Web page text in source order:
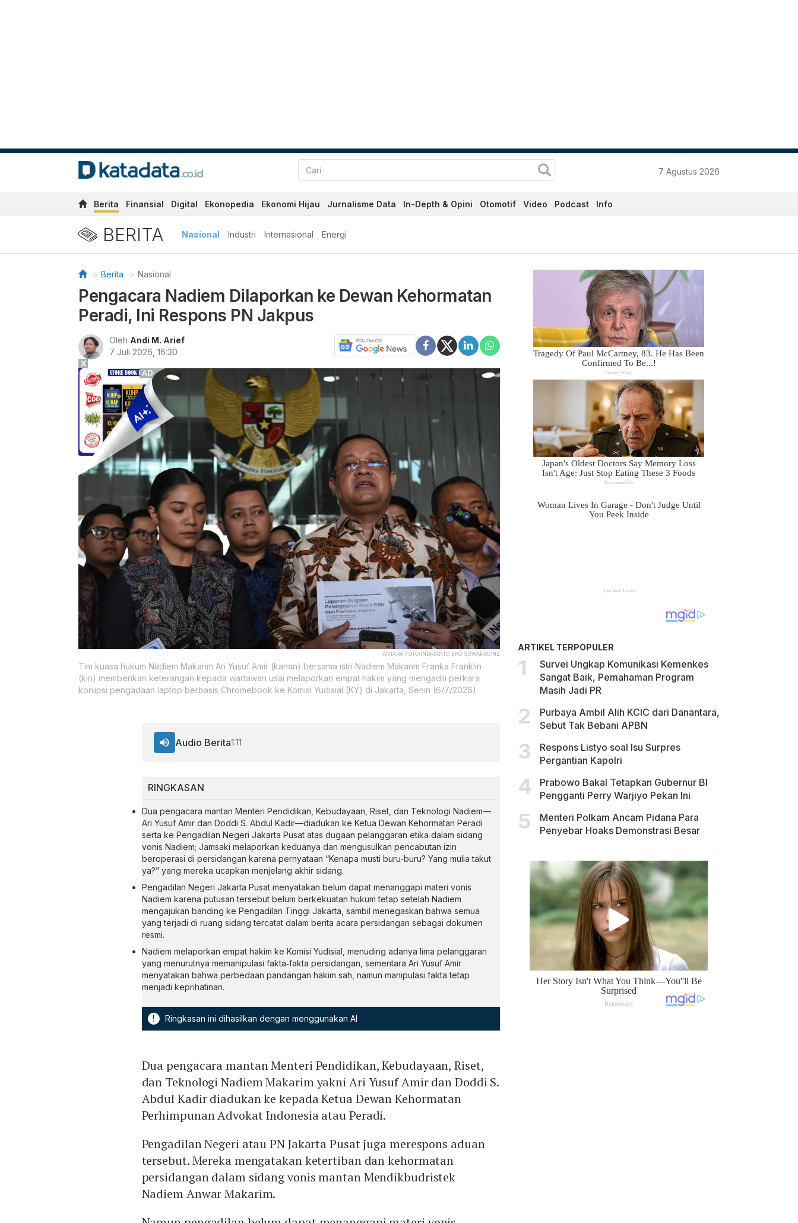
7 Agustus 2026
Berita Finansial Digital Ekonopedia Ekonomi Hijau Jurnalisme Data In-Depth & Opini Otomotif Video Podcast Info
BERITA Nasional Industri Internasional Energi
Berita Nasional
Pengacara Nadiem Dilaporkan ke Dewan Kehormatan
Peradi, Ini Respons PN Jakpus
Oleh Andi M. Arief
7 Juli 2026, 16:30
ANTARA FOTO/INDRIANTO EKO SUWARSO/NZ
Tim kuasa hukum Nadiem Makarim Ari Yusuf Amir (kanan) bersama istri Nadiem Makarim Franka Franklin
(kiri) memberikan keterangan kepada wartawan usai melaporkan empat hakim yang mengadili perkara
korupsi pengadaan laptop berbasis Chromebook ke Komisi Yudisial (KY) di Jakarta, Senin (6/7/2026).
RINGKASAN
Dua pengacara mantan Menteri Pendidikan, Kebudayaan, Riset, dan Teknologi Nadiem—
Ari Yusuf Amir dan Doddi S. Abdul Kadir—diadukan ke Ketua Dewan Kehormatan Peradi
serta ke Pengadilan Negeri Jakarta Pusat atas dugaan pelanggaran etika dalam sidang
vonis Nadiem; Jamsaki melaporkan keduanya dan mengusulkan pencabutan izin
beroperasi di persidangan karena pernyataan “Kenapa musti buru‑buru? Yang mulia takut
ya?” yang mereka ucapkan menjelang akhir sidang.
Pengadilan Negeri Jakarta Pusat menyatakan belum dapat menanggapi materi vonis
Nadiem karena putusan tersebut belum berkekuatan hukum tetap setelah Nadiem
mengajukan banding ke Pengadilan Tinggi Jakarta, sambil menegaskan bahwa semua
yang terjadi di ruang sidang tercatat dalam berita acara persidangan sebagai dokumen
resmi.
Nadiem melaporkan empat hakim ke Komisi Yudisial, menuding adanya lima pelanggaran
yang menurutnya memanipulasi fakta‑fakta persidangan, sementara Ari Yusuf Amir
menyatakan bahwa perbedaan pandangan hakim sah, namun manipulasi fakta tetap
menjadi keprihatinan.
! Ringkasan ini dihasilkan dengan menggunakan AI
Audio Berita1:11
Dua pengacara mantan Menteri Pendidikan, Kebudayaan, Riset,
dan Teknologi Nadiem Makarim yakni Ari Yusuf Amir dan Doddi S.
Abdul Kadir diadukan ke kepada Ketua Dewan Kehormatan
Perhimpunan Advokat Indonesia atau Peradi.
Pengadilan Negeri atau PN Jakarta Pusat juga merespons aduan
tersebut. Mereka mengatakan ketertiban dan kehormatan
persidangan dalam sidang vonis mantan Mendikbudristek
Nadiem Anwar Makarim.
ARTIKEL TERPOPULER
Survei Ungkap Komunikasi Kemenkes
Sangat Baik, Pemahaman Program
Masih Jadi PR
Purbaya Ambil Alih KCIC dari Danantara,
Sebut Tak Bebani APBN
Respons Listyo soal Isu Surpres
Pergantian Kapolri
Prabowo Bakal Tetapkan Gubernur BI
Pengganti Perry Warjiyo Pekan Ini
Menteri Polkam Ancam Pidana Para
Penyebar Hoaks Demonstrasi Besar
X